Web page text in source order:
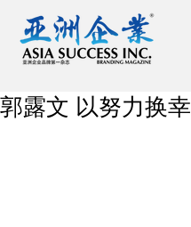
郭露文 以努力换